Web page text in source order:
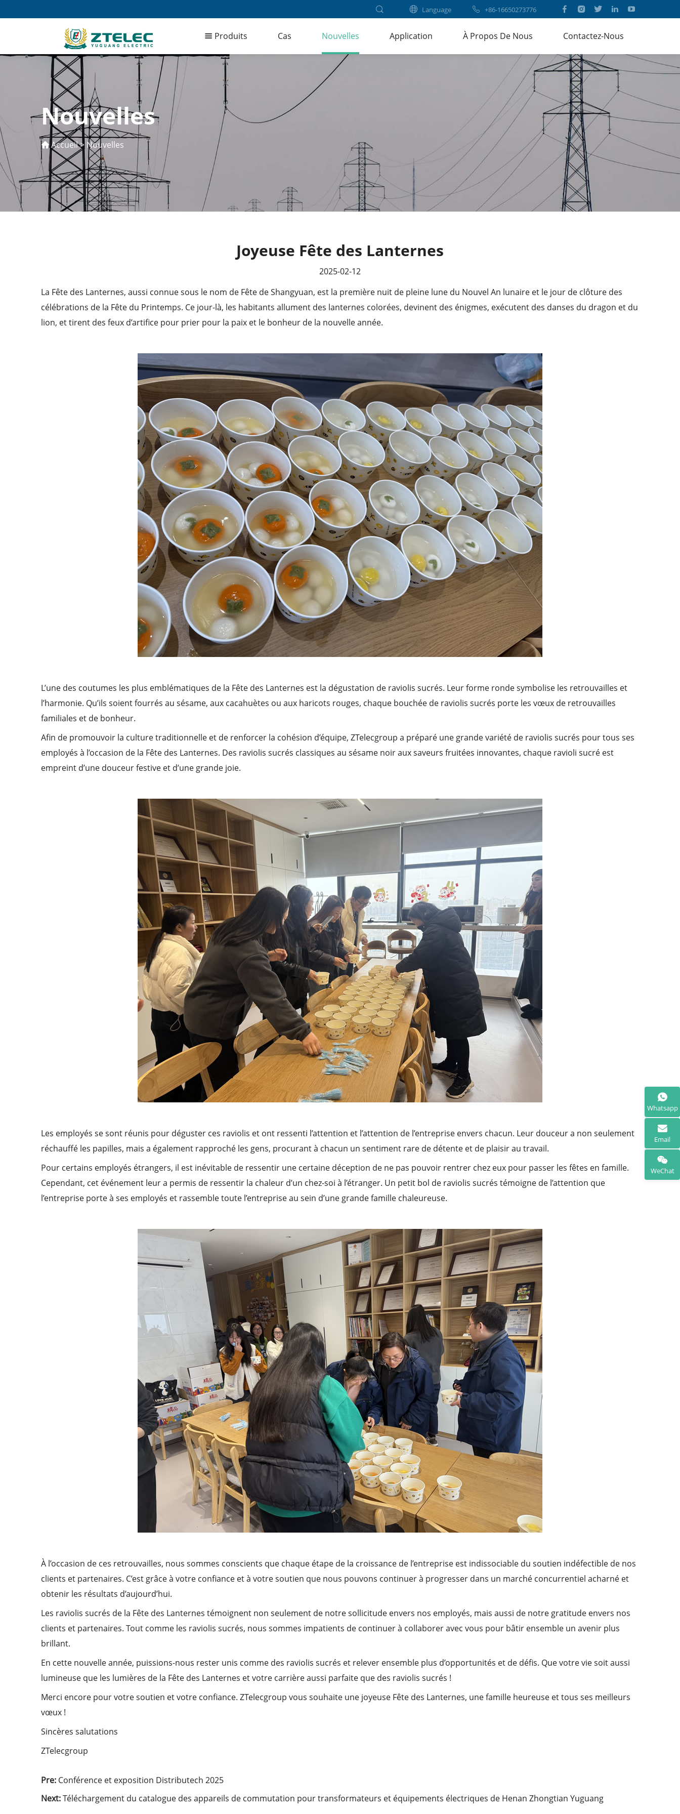
Language +86-16650273776
Produits Cas Nouvelles Application À Propos De Nous Contactez-Nous
Nouvelles
Accueil> Nouvelles
Joyeuse Fête des Lanternes
2025-02-12
La Fête des Lanternes, aussi connue sous le nom de Fête de Shangyuan, est la première nuit de pleine lune du Nouvel An lunaire et le jour de clôture des
célébrations de la Fête du Printemps. Ce jour-là, les habitants allument des lanternes colorées, devinent des énigmes, exécutent des danses du dragon et du
lion, et tirent des feux d’artifice pour prier pour la paix et le bonheur de la nouvelle année.
L’une des coutumes les plus emblématiques de la Fête des Lanternes est la dégustation de raviolis sucrés. Leur forme ronde symbolise les retrouvailles et
l’harmonie. Qu’ils soient fourrés au sésame, aux cacahuètes ou aux haricots rouges, chaque bouchée de raviolis sucrés porte les vœux de retrouvailles
familiales et de bonheur.
Afin de promouvoir la culture traditionnelle et de renforcer la cohésion d’équipe, ZTelecgroup a préparé une grande variété de raviolis sucrés pour tous ses
employés à l’occasion de la Fête des Lanternes. Des raviolis sucrés classiques au sésame noir aux saveurs fruitées innovantes, chaque ravioli sucré est
empreint d’une douceur festive et d’une grande joie.
Les employés se sont réunis pour déguster ces raviolis et ont ressenti l’attention et l’attention de l’entreprise envers chacun. Leur douceur a non seulement
réchauffé les papilles, mais a également rapproché les gens, procurant à chacun un sentiment rare de détente et de plaisir au travail.
Pour certains employés étrangers, il est inévitable de ressentir une certaine déception de ne pas pouvoir rentrer chez eux pour passer les fêtes en famille.
Cependant, cet événement leur a permis de ressentir la chaleur d’un chez-soi à l’étranger. Un petit bol de raviolis sucrés témoigne de l’attention que
l’entreprise porte à ses employés et rassemble toute l’entreprise au sein d’une grande famille chaleureuse.
À l’occasion de ces retrouvailles, nous sommes conscients que chaque étape de la croissance de l’entreprise est indissociable du soutien indéfectible de nos
clients et partenaires. C’est grâce à votre confiance et à votre soutien que nous pouvons continuer à progresser dans un marché concurrentiel acharné et
obtenir les résultats d’aujourd’hui.
Les raviolis sucrés de la Fête des Lanternes témoignent non seulement de notre sollicitude envers nos employés, mais aussi de notre gratitude envers nos
clients et partenaires. Tout comme les raviolis sucrés, nous sommes impatients de continuer à collaborer avec vous pour bâtir ensemble un avenir plus
brillant.
En cette nouvelle année, puissions-nous rester unis comme des raviolis sucrés et relever ensemble plus d’opportunités et de défis. Que votre vie soit aussi
lumineuse que les lumières de la Fête des Lanternes et votre carrière aussi parfaite que des raviolis sucrés !
Merci encore pour votre soutien et votre confiance. ZTelecgroup vous souhaite une joyeuse Fête des Lanternes, une famille heureuse et tous ses meilleurs
vœux !
Sincères salutations
ZTelecgroup
Pre: Conférence et exposition Distributech 2025
Next:Téléchargement du catalogue des appareils de commutation pour transformateurs et équipements électriques de Henan Zhongtian Yuguang
Whatsapp
Email
WeChat